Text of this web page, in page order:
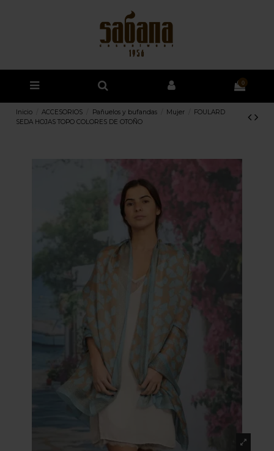
0
Inicio ACCESORIOS Pañuelos y bufandas Mujer
FOULARD
SEDA HOJAS TOPO COLORES DE OTOÑO